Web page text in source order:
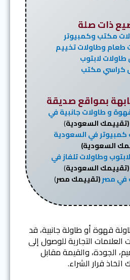
ذات صلة
مكتب وكمبيوتر
طعام وطاولات تخييم
لابتوب
كراسي مكتب
بمواقع صديقة
و طاولات جانبية في
(تقييمك السعودية)
في السعودية
السعودية)
وطاولات تلفاز في
(تقييمك السعودية)
في مصر(تقييمك مصر)
قهوة أو طاولة جانبية، قد
العلامات التجارية للوصول إلى
الجودة، والقيمة مقابل
قرار الشراء.